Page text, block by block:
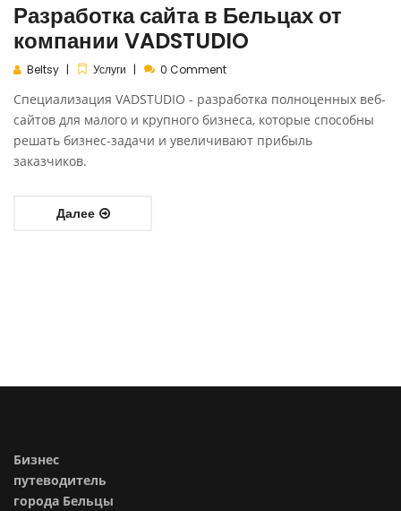
Разработка сайта в Бельцах от
компании VADSTUDIO
Beltsy Услуги 0 Comment
Специализация VADSTUDIO - разработка полноценных веб-
сайтов для малого и крупного бизнеса, которые способны
решать бизнес-задачи и увеличивают прибыль
заказчиков.
Далее
Бизнес
путеводитель
города Бельцы